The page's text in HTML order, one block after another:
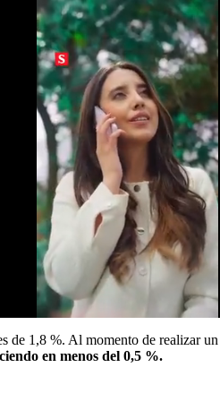
1,8 %. Al momento de realizar
en menos del 0,5 %.